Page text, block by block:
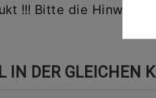
!!! Bitte die Hinweise
IN DER GLEICHEN